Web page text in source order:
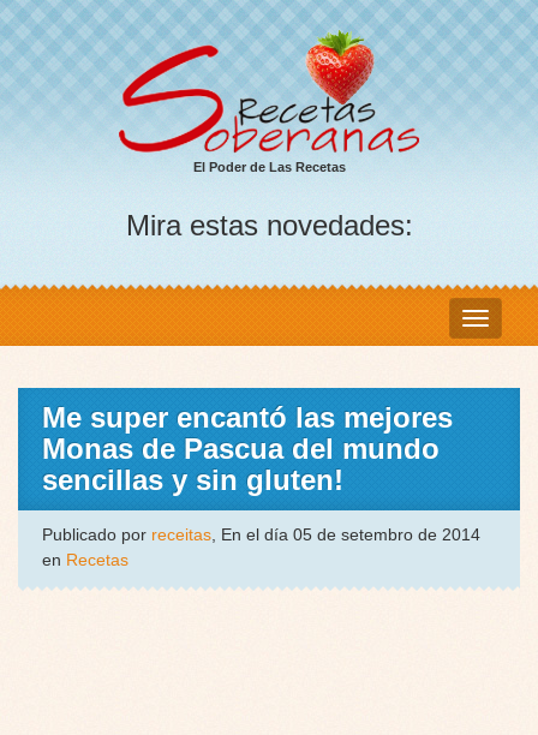
El Poder de Las Recetas
Mira estas novedades:
Me super encantó las mejores
Monas de Pascua del mundo
sencillas y sin gluten!
Publicado por receitas, En el día 05 de setembro de 2014
en Recetas